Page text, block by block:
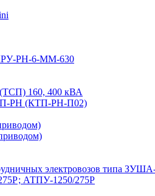
КРУ-РН-6-ММ-630
(ТСП) 160, 400 кВА
РН (КТП-РН-П02)
электровозов типа
АТПУ-1250/275Р